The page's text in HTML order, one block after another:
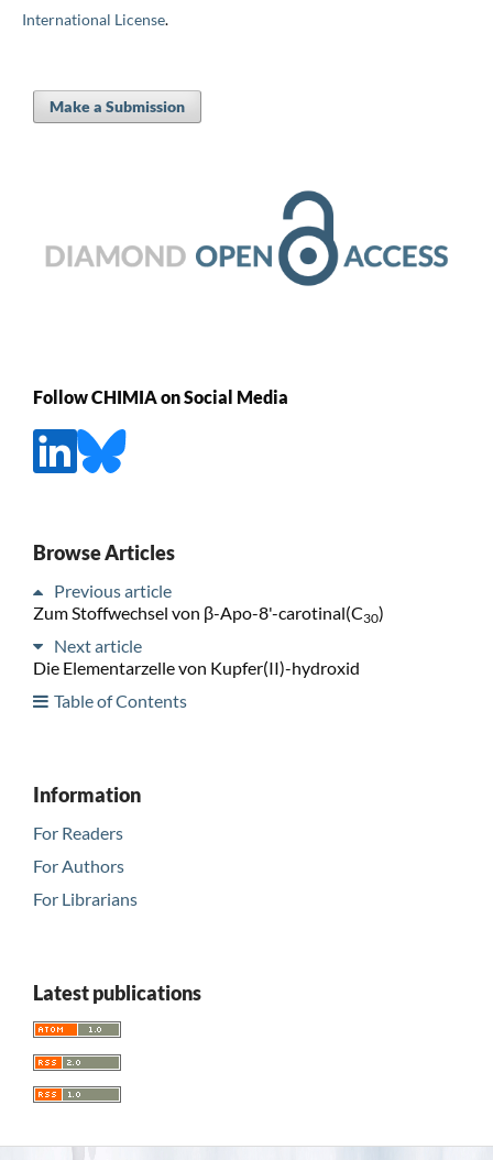
International License.
Make a Submission
Follow CHIMIA on Social Media
Browse Articles
Previous article
Zum Stoffwechsel von β-Apo-8'-carotinal(C30)
Next article
Die Elementarzelle von Kupfer(II)-hydroxid
Table of Contents
Information
For Readers
For Authors
For Librarians
Latest publications